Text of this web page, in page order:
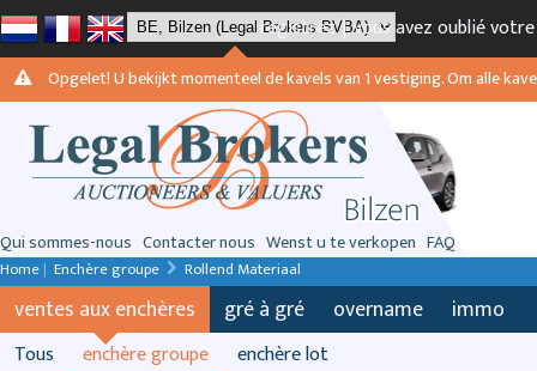
registrez | vous avez oublié
Opgelet! U bekijkt momenteel de kavels van 1 vestiging. Om alle
Qui sommes-nous Contacter nous Wenst u te verkopen FAQ
Home| Enchère groupe Rollend Materiaal
ventes aux enchères gré à gré overname immo
Tous enchère groupe enchère lot